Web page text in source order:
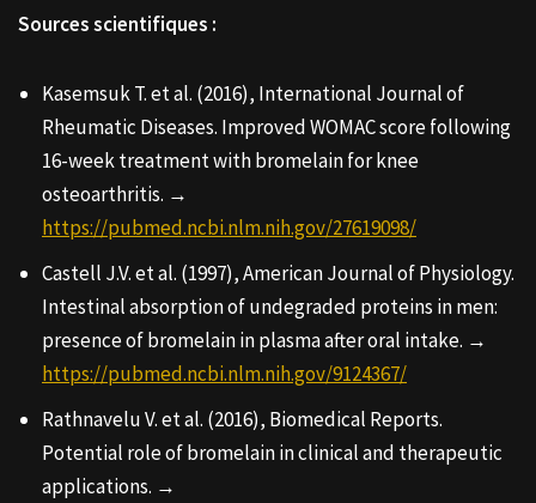
Sources scientifiques :
Kasemsuk T. et al. (2016), International Journal of
Rheumatic Diseases. Improved WOMAC score following
16-week treatment with bromelain for knee
osteoarthritis. →
https://pubmed.ncbi.nlm.nih.gov/27619098/
Castell J.V. et al. (1997), American Journal of Physiology.
Intestinal absorption of undegraded proteins in men:
presence of bromelain in plasma after oral intake. →
https://pubmed.ncbi.nlm.nih.gov/9124367/
Rathnavelu V. et al. (2016), Biomedical Reports.
Potential role of bromelain in clinical and therapeutic
applications. →